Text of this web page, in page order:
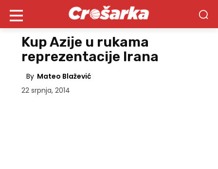
Kup Azije u rukama
reprezentacije Irana
By Mateo Blažević
22 srpnja, 2014